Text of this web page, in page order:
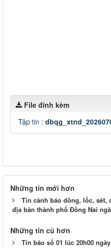
File đính kèm
Tập tin :
Những tin mới hơn
Tin cảnh báo dông, lốc, sét,
địa bàn thành phố Đồng Nai
Những tin cũ hơn
Tin bão số 01 lúc 20h00